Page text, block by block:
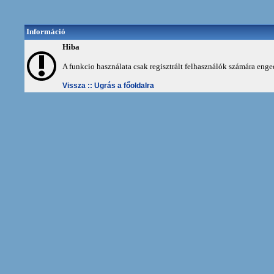
Információ
Hiba
A funkcio használata csak regisztrált felhasználók számára
Vissza :: Ugrás a főoldalra